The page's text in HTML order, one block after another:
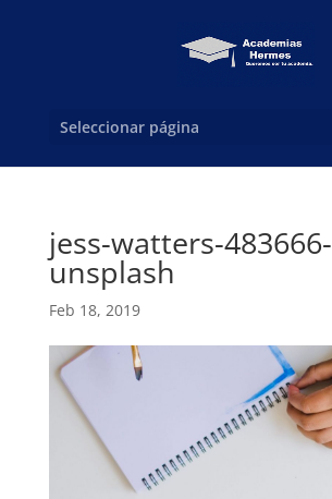
Seleccionar página
jess-watters-483666-
unsplash
Feb 18, 2019